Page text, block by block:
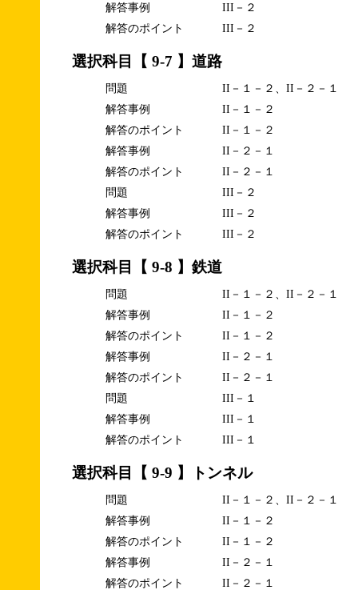
解答事例
III－２
解答のポイント
III－２
選択科目【 9-7 】道路
問題
II－１－２、II－２－１
解答事例
II－１－２
解答のポイント
II－１－２
解答事例
II－２－１
解答のポイント
II－２－１
問題
III－２
解答事例
III－２
解答のポイント
III－２
選択科目【 9-8 】鉄道
問題
II－１－２、II－２－１
解答事例
II－１－２
解答のポイント
II－１－２
解答事例
II－２－１
解答のポイント
II－２－１
問題
III－１
解答事例
III－１
解答のポイント
III－１
選択科目【 9-9 】トンネル
問題
II－１－２、II－２－１
解答事例
II－１－２
解答のポイント
II－１－２
解答事例
II－２－１
解答のポイント
II－２－１